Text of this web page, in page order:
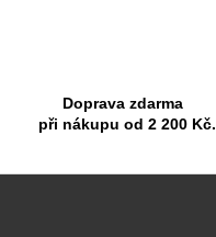
Doprava zdarma
při nákupu od 2 200 Kč.